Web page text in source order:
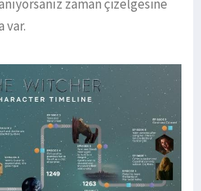
zaman çizelgesine
var.